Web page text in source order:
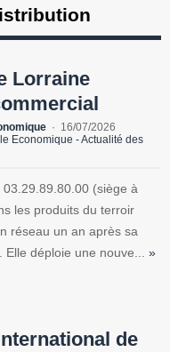
Lorraine
16/07/2026
Economique - Actualité des
(siège à
les produits du terroir
réseau un an après sa
Elle déploie une nouve... »
de